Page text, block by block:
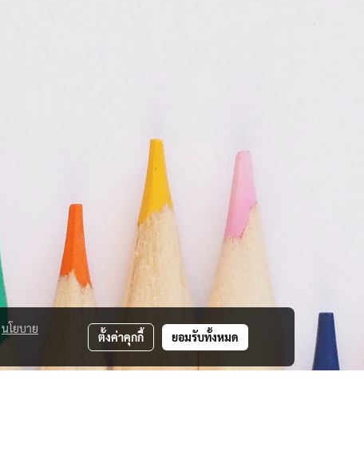
นโยบาย
ตั้งค่าคุกกี้ ยอมรับทั้งหมด